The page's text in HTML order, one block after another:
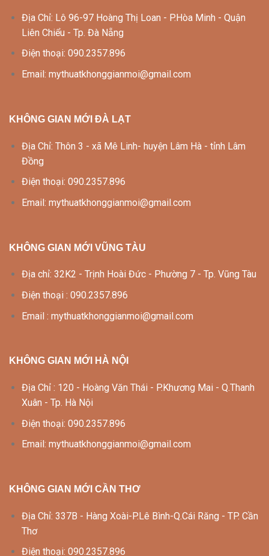
Địa Chỉ: Lô 96-97 Hoàng Thị Loan - P.Hòa Minh - Quận
Liên Chiểu - Tp. Đà Nẵng
Điện thoại: 090.2357.896
Email: mythuatkhonggianmoi@gmail.com
KHÔNG GIAN MỚI ĐÀ LẠT
Địa Chỉ: Thôn 3 - xã Mê Linh- huyện Lâm Hà - tỉnh Lâm
Đồng
Điện thoại: 090.2357.896
Email: mythuatkhonggianmoi@gmail.com
KHÔNG GIAN MỚI VŨNG TÀU
Địa chỉ: 32K2 - Trịnh Hoài Đức - Phường 7 - Tp. Vũng Tàu
Điện thoại : 090.2357.896
Email : mythuatkhonggianmoi@gmail.com
KHÔNG GIAN MỚI HÀ NỘI
Địa Chỉ : 120 - Hoàng Văn Thái - P.Khương Mai - Q.Thanh
Xuân - Tp. Hà Nội
Điện thoại: 090.2357.896
Email: mythuatkhonggianmoi@gmail.com
KHÔNG GIAN MỚI CẦN THƠ
Địa Chỉ: 337B - Hàng Xoài-P.Lê Bình-Q.Cái Răng - TP. Cần
Thơ
Điện thoại: 090.2357.896